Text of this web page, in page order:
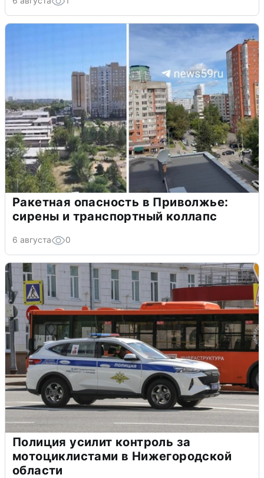
Ракетная опасность в Приволжье:
сирены и транспортный коллапс
6 августа 0
Полиция усилит контроль за
мотоциклистами в Нижегородской
области